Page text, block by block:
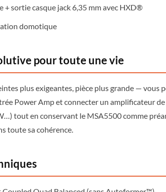
+ sortie casque jack 6,35 mm avec HXD®
domotique
pour toute une vie
plus exigeantes, pièce plus grande — vous
Power Amp et connecter un amplificateur
tout en conservant le MSA5500 comme
toute sa cohérence.